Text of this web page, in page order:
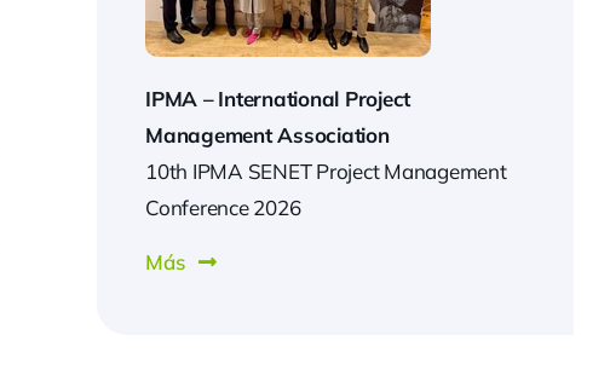
IPMA – International Project
Management Association
10th IPMA SENET Project Management
Conference 2026
Más